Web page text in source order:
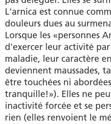
L'arnica est connue
douleurs dues au
Lorsque les «personnes
d'exercer leur activité
maladie, leur caractère
deviennent maussades,
être touchées ni
tranquille!»). Elles ne
inactivité forcée et se
rien (elles renvoient le